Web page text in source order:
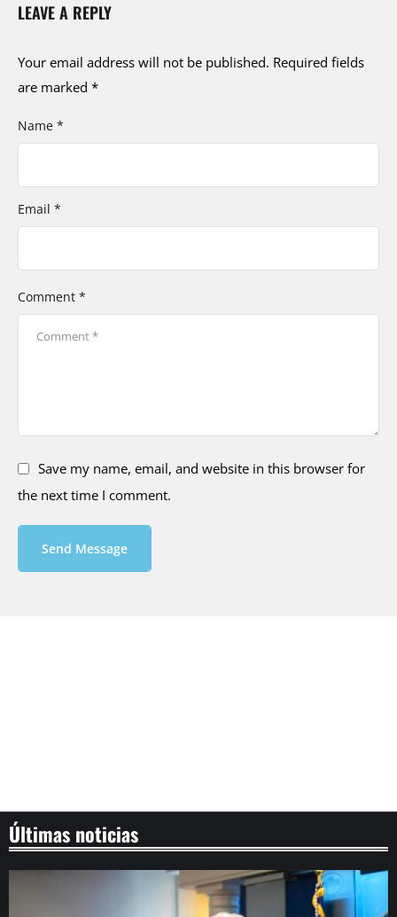
LEAVE A REPLY
Your email address will not be published. Required fields
are marked *
Comment *
Name *
Email *
Save my name, email, and website in this browser for
the next time I comment.
Send Message
Últimas noticias